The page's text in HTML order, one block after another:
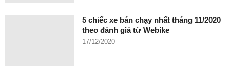
5 chiếc xe bán chạy nhất tháng 11/2020
theo đánh giá từ Webike
17/12/2020